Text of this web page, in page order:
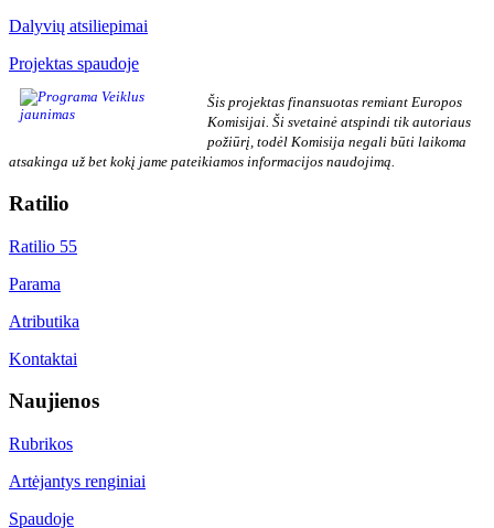
Dalyvių atsiliepimai
Projektas spaudoje
Šis projektas finansuotas remiant Europos
Komisijai. Ši svetainė atspindi tik autoriaus
požiūrį, todėl Komisija negali būti laikoma
atsakinga už bet kokį jame pateikiamos informacijos naudojimą.
Ratilio
Ratilio 55
Parama
Atributika
Kontaktai
Naujienos
Rubrikos
Artėjantys renginiai
Spaudoje